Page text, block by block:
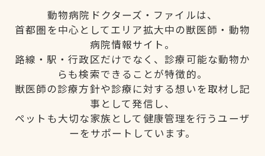
動物病院ドクターズ・ファイルは、
首都圏を中心としてエリア拡大中の獣医師・動物
病院情報サイト。
路線・駅・行政区だけでなく、診療可能な動物か
らも検索できることが特徴的。
獣医師の診療方針や診療に対する想いを取材し記
事として発信し、
ペットも大切な家族として健康管理を行うユーザ
ーをサポートしています。